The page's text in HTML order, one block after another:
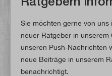
Sie möchten gerne von
neuer Ratgeber in
unseren Push-Nachrichten
neue Beiträge in unserem
benachrichtigt.